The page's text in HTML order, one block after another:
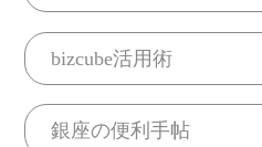
bizcube活用術
銀座の便利手帖